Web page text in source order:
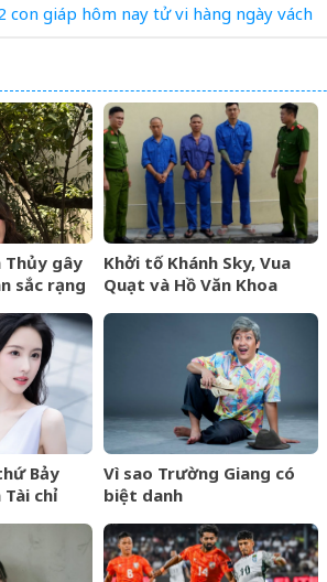
con giáp hôm nay tử vi hàng ngày vách
Thủy gây
sắc rạng
Khởi tố Khánh Sky, Vua
Quạt và Hồ Văn Khoa
Bảy
chỉ
bạc
cuốn
Vì sao Trường Giang có
biệt danh
Khó&amp;apos;?